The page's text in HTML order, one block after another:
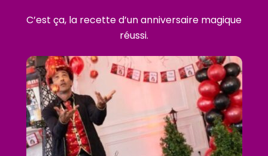
C’est ça, la recette d’un anniversaire magique
réussi.